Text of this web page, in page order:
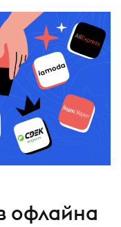
офлайна